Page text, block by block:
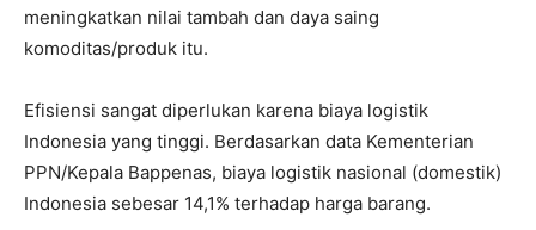
meningkatkan nilai tambah dan daya saing
komoditas/produk itu.
Efisiensi sangat diperlukan karena biaya logistik
Indonesia yang tinggi. Berdasarkan data Kementerian
PPN/Kepala Bappenas, biaya logistik nasional (domestik)
Indonesia sebesar 14,1% terhadap harga barang.